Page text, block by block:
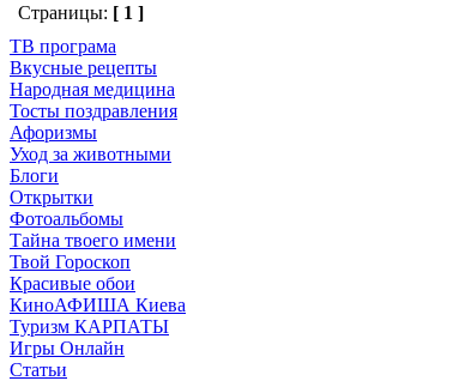
Страницы: [ 1 ]
ТВ програма
Вкусные рецепты
Народная медицина
Тосты поздравления
Афоризмы
Уход за животными
Блоги
Открытки
Фотоальбомы
Тайна твоего имени
Твой Гороскоп
Красивые обои
КиноАФИША Киева
Туризм КАРПАТЫ
Игры Онлайн
Статьи